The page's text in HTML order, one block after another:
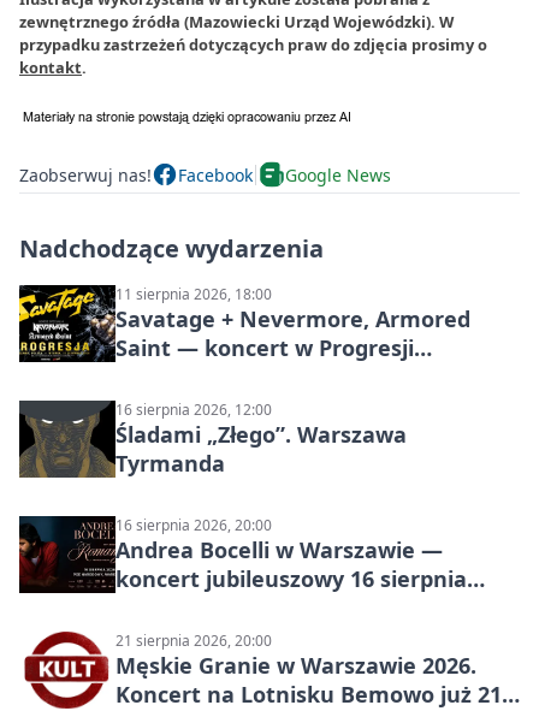
zewnętrznego źródła (Mazowiecki Urząd Wojewódzki). W
przypadku zastrzeżeń dotyczących praw do zdjęcia prosimy o
kontakt.
Zaobserwuj nas! Facebook Google News
Nadchodzące wydarzenia
11 sierpnia 2026, 18:00
Savatage + Nevermore, Armored
Saint — koncert w Progresji
16 sierpnia 2026, 12:00
Śladami „Złego”. Warszawa
Tyrmanda
16 sierpnia 2026, 20:00
Andrea Bocelli w Warszawie —
koncert jubileuszowy 16 sierpnia
21 sierpnia 2026, 20:00
Męskie Granie w Warszawie 2026.
Koncert na Lotnisku Bemowo już 21